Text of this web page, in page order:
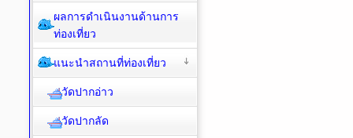
ผลการดำเนินงานด้านการ
ท่องเที่ยว
แนะนำสถานที่ท่องเที่ยว
วัดปากอ่าว
วัดปากลัด